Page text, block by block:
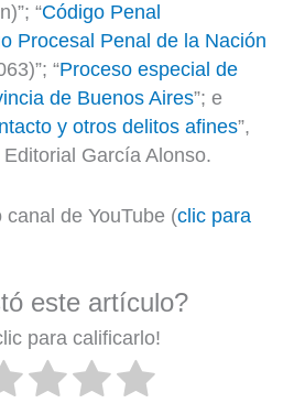
“Código Penal
Procesal Penal de la Nación
“Proceso especial de
de Buenos Aires”; e
y otros delitos afines”,
García Alonso.
de YouTube (clic para
este artículo?
para calificarlo!